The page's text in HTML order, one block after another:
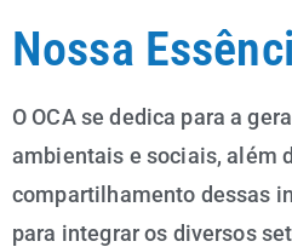
Nossa
O OCA se dedica para a
ambientais e sociais, além
compartilhamento dessas
para integrar os diversos